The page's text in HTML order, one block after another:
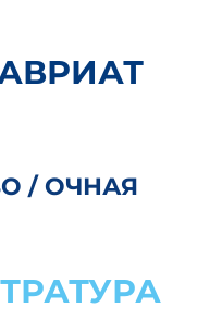
/ ОЧНАЯ